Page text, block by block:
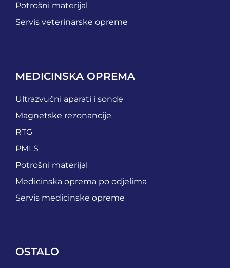
Potrošni materijal
Servis veterinarske opreme
MEDICINSKA OPREMA
Ultrazvučni aparati i sonde
Magnetske rezonancije
RTG
PMLS
Potrošni materijal
Medicinska oprema po odjelima
Servis medicinske opreme
OSTALO